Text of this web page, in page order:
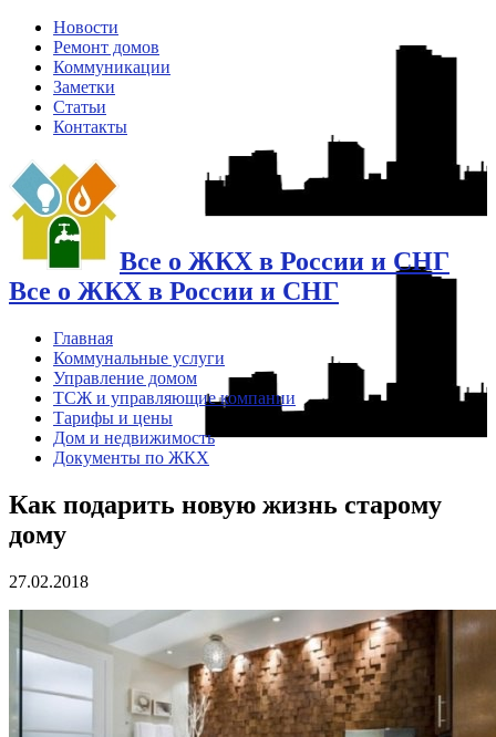
Новости
Ремонт домов
Коммуникации
Заметки
Статьи
Контакты
Все о ЖКХ в России и СНГ
Все о ЖКХ в России и СНГ
Главная
Коммунальные услуги
Управление домом
ТСЖ и управляющие компании
Тарифы и цены
Дом и недвижимость
Документы по ЖКХ
Как подарить новую жизнь старому
дому
27.02.2018